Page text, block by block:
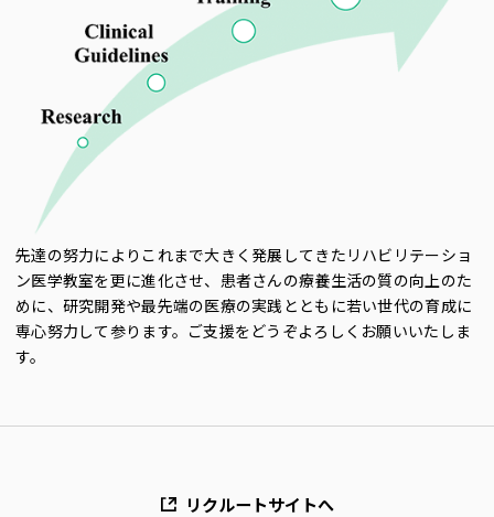
先達の努力によりこれまで大きく発展してきたリハビリテーショ
ン医学教室を更に進化させ、患者さんの療養生活の質の向上のた
めに、研究開発や最先端の医療の実践とともに若い世代の育成に
専心努力して参ります。ご支援をどうぞよろしくお願いいたしま
す。
リクルートサイトへ